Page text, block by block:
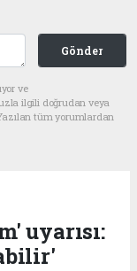
Gönder
ve
ilgili doğrudan veya
tüm yorumlardan
uyarısı: